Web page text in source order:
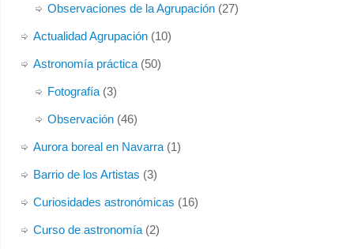
Observaciones de la Agrupación(27)
Actualidad Agrupación(10)
Astronomía práctica(50)
Fotografía(3)
Observación(46)
Aurora boreal en Navarra(1)
Barrio de los Artistas (3)
Curiosidades astronómicas (16)
Curso de astronomía(2)